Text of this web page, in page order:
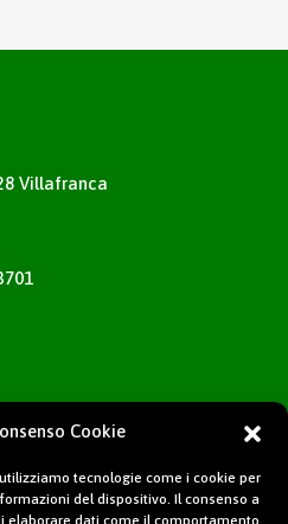
Cookie
tecnologie come i cookie per
del dispositivo. Il consenso a
elaborare dati come il comportamento
Villafranca